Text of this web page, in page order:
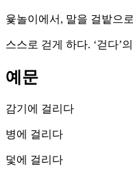
윷놀이에서, 말을 걸밭으
스스로 걷게 하다. ‘걷다’
예문
감기에 걸리다
병에 걸리다
덫에 걸리다